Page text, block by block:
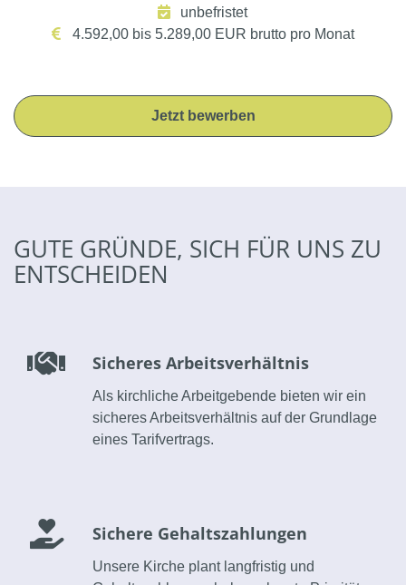
unbefristet
4.592,00 bis 5.289,00 EUR brutto pro Monat
Jetzt bewerben
GUTE GRÜNDE, SICH FÜR UNS ZU
ENTSCHEIDEN
Sicheres Arbeitsverhältnis
Als kirchliche Arbeitgebende bieten wir ein
sicheres Arbeitsverhältnis auf der Grundlage
eines Tarifvertrags.
Sichere Gehaltszahlungen
Unsere Kirche plant langfristig und